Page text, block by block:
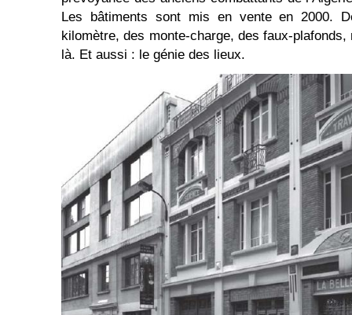
Les bâtiments sont mis en vente en 2000.
kilomètre, des monte-charge, des faux-plafonds,
là. Et aussi : le génie des lieux.